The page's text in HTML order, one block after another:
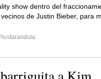
show dentro del
de Justin Bieber, para